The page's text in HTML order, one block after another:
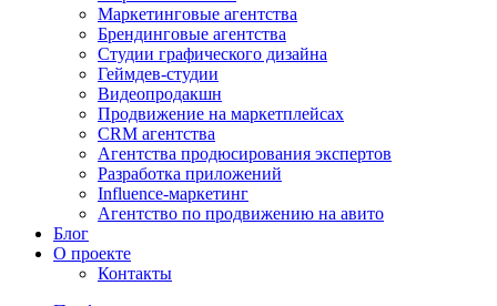
Маркетинговые агентства
Брендинговые агентства
Студии графического дизайна
Геймдев-студии
Видеопродакшн
Продвижение на маркетплейсах
CRM агентства
Агентства продюсирования экспертов
Разработка приложений
Influence-маркетинг
Агентство по продвижению на авито
Блог
О проекте
Контакты